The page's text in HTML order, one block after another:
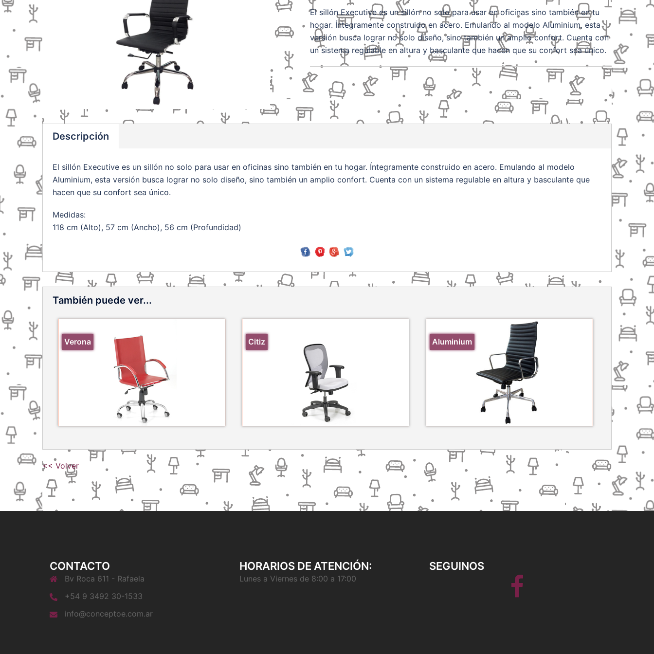
El sillón Executive es un sillón no solo para usar en oficinas sino también en tu
hogar. Íntegramente construido en acero. Emulando al modelo Aluminium, esta
versión busca lograr no solo diseño, sino también un amplio confort. Cuenta con
un sistema regulable en altura y basculante que hacen que su confort sea único.
Descripción
El sillón Executive es un sillón no solo para usar en oficinas sino también en tu hogar. Íntegramente construido en acero. Emulando al modelo
Aluminium, esta versión busca lograr no solo diseño, sino también un amplio confort. Cuenta con un sistema regulable en altura y basculante que
hacen que su confort sea único.
Medidas:
118 cm (Alto), 57 cm (Ancho), 56 cm (Profundidad)
También puede ver...
Verona Citiz Aluminium
<< Volver
CONTACTO
Bv Roca 611 - Rafaela
+54 9 3492 30-1533
info@conceptoe.com.ar
HORARIOS DE ATENCIÓN:
Lunes a Viernes de 8:00 a 17:00
SEGUINOS